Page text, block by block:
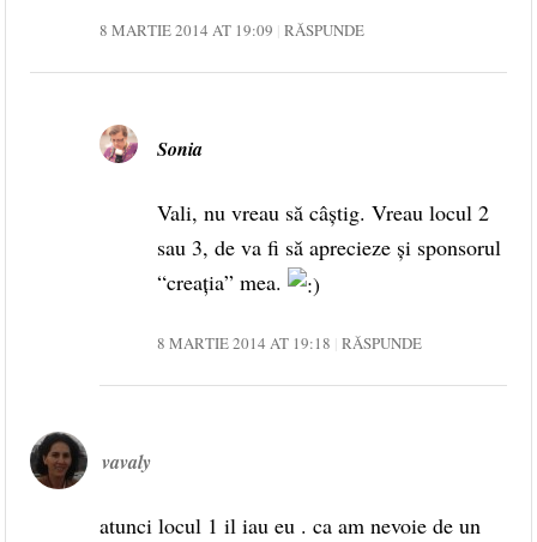
8 MARTIE 2014 AT 19:09 RĂSPUNDE
Sonia
Vali, nu vreau să câștig. Vreau locul 2
sau 3, de va fi să aprecieze și sponsorul
“creația” mea.
8 MARTIE 2014 AT 19:18 RĂSPUNDE
vavaly
atunci locul 1 il iau eu . ca am nevoie de un